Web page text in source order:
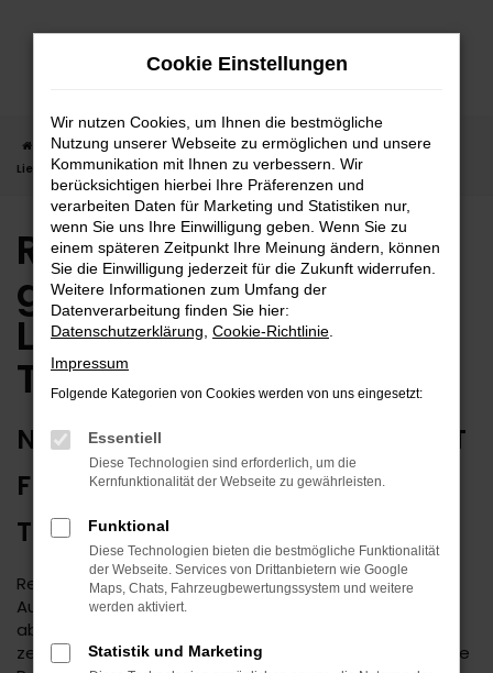
Zum
Startseite Tübingen
Renault in Tübingen günstig kaufen |
Lieferservice nach Tübingen
Renault in Tübingen
günstig kaufen |
Lieferservice nach
Tübingen
NUTZEN SIE IHREN NEUEN RENAULT
FÜR GRENZENLOSE MOBILITÄT IN
TÜBINGEN
Renault ist ein bemerkenswerter Hersteller. Der
Autobauer steht einerseits für Tradition, andererseits
aber immer auch für Aufbruchstimmung und eine
zeitgemäße Ausstattung. Im Autohaus Daub finden Sie
Cookie Einstellungen
Wir nutzen Cookies, um Ihnen die bestmögliche
Nutzung unserer Webseite zu ermöglichen und unsere
Kommunikation mit Ihnen zu verbessern. Wir
berücksichtigen hierbei Ihre Präferenzen und
verarbeiten Daten für Marketing und Statistiken nur,
wenn Sie uns Ihre Einwilligung geben. Wenn Sie zu
einem späteren Zeitpunkt Ihre Meinung ändern, können
Sie die Einwilligung jederzeit für die Zukunft widerrufen.
Weitere Informationen zum Umfang der
Datenverarbeitung finden Sie hier:
Datenschutzerklärung Cookie-Richtlinie
Impressum
Folgende Kategorien von Cookies werden von uns eingesetzt:
Essentiell
Diese Technologien sind erforderlich, um die
Kernfunktionalität der Webseite zu gewährleisten.
Funktional
Diese Technologien bieten die bestmögliche Funktionalität
der Webseite. Services von Drittanbietern wie Google
Maps, Chats, Fahrzeugbewertungssystem und weitere
werden aktiviert.
Statistik und Marketing